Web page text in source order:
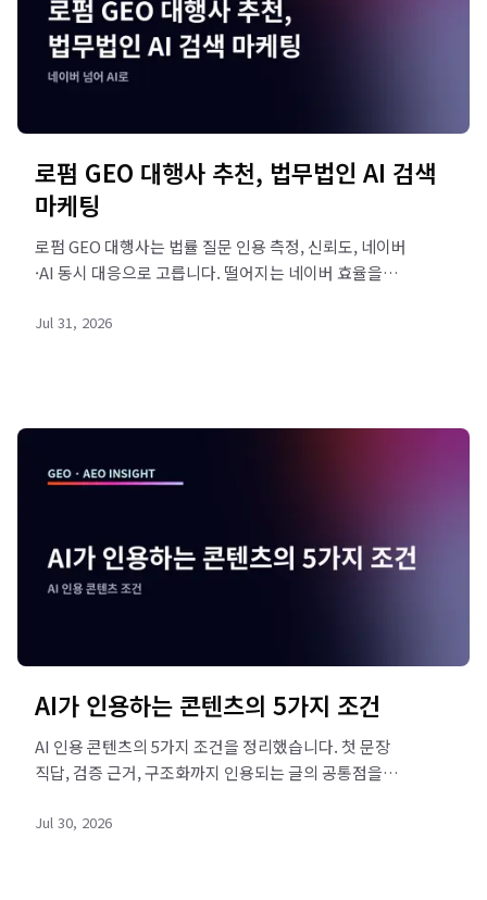
로펌 GEO 대행사 추천, 법무법인 AI 검색
마케팅
로펌 GEO 대행사는 법률 질문 인용 측정, 신뢰도, 네이버
·AI 동시 대응으로 고릅니다. 떨어지는 네이버 효율을
Jul 31, 2026
AI가 인용하는 콘텐츠의 5가지 조건
AI 인용 콘텐츠의 5가지 조건을 정리했습니다. 첫 문장
직답, 검증 근거, 구조화까지 인용되는 글의 공통점을
Jul 30, 2026